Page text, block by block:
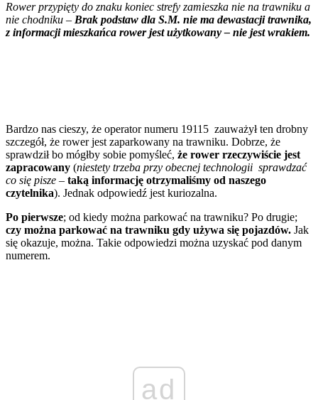
Rower przypięty do znaku koniec strefy zamieszka nie na trawniku a
nie chodniku – Brak podstaw dla S.M. nie ma dewastacji trawnika,
z informacji mieszkańca rower jest użytkowany – nie jest wrakiem.
Bardzo nas cieszy, że operator numeru 19115 zauważył ten drobny
szczegół, że rower jest zaparkowany na trawniku. Dobrze, że
sprawdził bo mógłby sobie pomyśleć, że rower rzeczywiście jest
zapracowany (niestety trzeba przy obecnej technologii sprawdzać
co się pisze – taką informację otrzymaliśmy od naszego
czytelnika). Jednak odpowiedź jest kuriozalna.
Po pierwsze; od kiedy można parkować na trawniku? Po drugie;
czy można parkować na trawniku gdy używa się pojazdów. Jak
się okazuje, można. Takie odpowiedzi można uzyskać pod danym
numerem.
ad